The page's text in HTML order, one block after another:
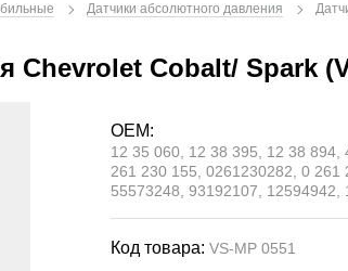
Датчики абсолютного давления
Chevrolet Cobalt/ Spark
OEM:
12 35 060, 12 38 395, 12 38 894,
261 230 155, 0261230282, 0 261
55573248, 93192107, 12594942,
Код товара: VS-MP 0551